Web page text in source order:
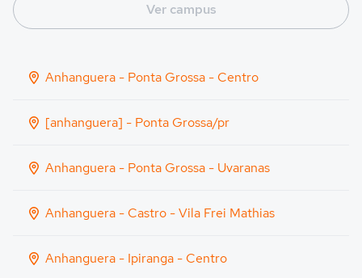
Ver campus
Anhanguera - Ponta Grossa - Centro
[anhanguera] - Ponta Grossa/pr
Anhanguera - Ponta Grossa - Uvaranas
Anhanguera - Castro - Vila Frei Mathias
Anhanguera - Ipiranga - Centro